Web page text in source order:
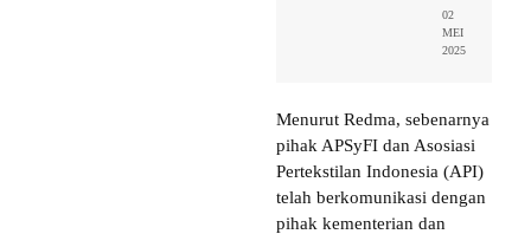
02
MEI
2025
Menurut Redma, sebenarnya
pihak APSyFI dan Asosiasi
Pertekstilan Indonesia (API)
telah berkomunikasi dengan
pihak kementerian dan